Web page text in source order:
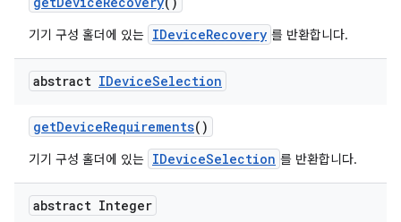
기기 구성 홀더에 있는 IDeviceRecovery 를 반환합니다.
abstract IDeviceSelection
getDeviceRequirements()
기기 구성 홀더에 있는 IDeviceSelection 를 반환합니다.
abstract Integer